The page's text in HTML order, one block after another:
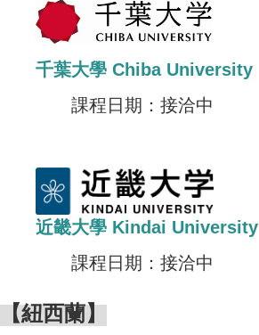
千葉大學 Chiba University
課程日期：接洽中
近畿大學 Kindai University
課程日期：接洽中
【紐西蘭】